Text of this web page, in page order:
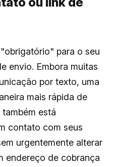
para o seu
envio. Embora muitas
por texto, uma
mais rápida de
está
contato com seus
urgentemente alterar
endereço de cobrança